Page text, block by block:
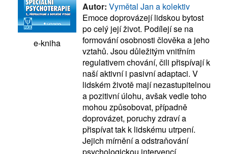
e-kniha
Autor: Vymětal Jan a kolektiv
Emoce doprovázejí lidskou bytost
po celý její život. Podílejí se na
formování osobnosti člověka a jeho
vztahů. Jsou důležitým vnitřním
regulativem chování, čili přispívají k
naší aktivní i pasivní adaptaci. V
lidském životě mají nezastupitelnou
a pozitivní úlohu, avšak vedle toho
mohou způsobovat, případně
doprovázet, poruchy zdraví a
přispívat tak k lidskému utrpení.
Jejich mírnění a odstraňování